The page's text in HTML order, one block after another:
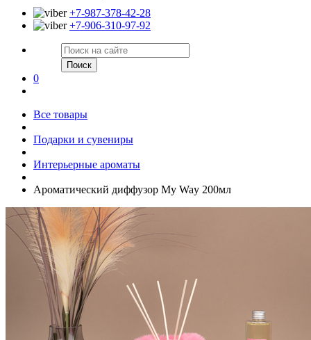
+7-987-378-42-28
+7-906-310-97-92
Поиск
0
Все товары
Подарки и сувениры
Интерьерные ароматы
Ароматический диффузор My Way 200мл